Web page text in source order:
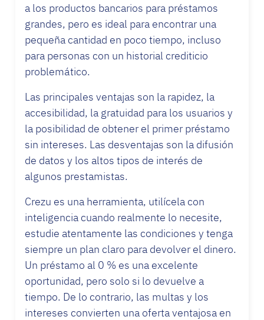
a los productos bancarios para préstamos
grandes, pero es ideal para encontrar una
pequeña cantidad en poco tiempo, incluso
para personas con un historial crediticio
problemático.
Las principales ventajas son la rapidez, la
accesibilidad, la gratuidad para los usuarios y
la posibilidad de obtener el primer préstamo
sin intereses. Las desventajas son la difusión
de datos y los altos tipos de interés de
algunos prestamistas.
Crezu es una herramienta, utilícela con
inteligencia cuando realmente lo necesite,
estudie atentamente las condiciones y tenga
siempre un plan claro para devolver el dinero.
Un préstamo al 0 % es una excelente
oportunidad, pero solo si lo devuelve a
tiempo. De lo contrario, las multas y los
intereses convierten una oferta ventajosa en